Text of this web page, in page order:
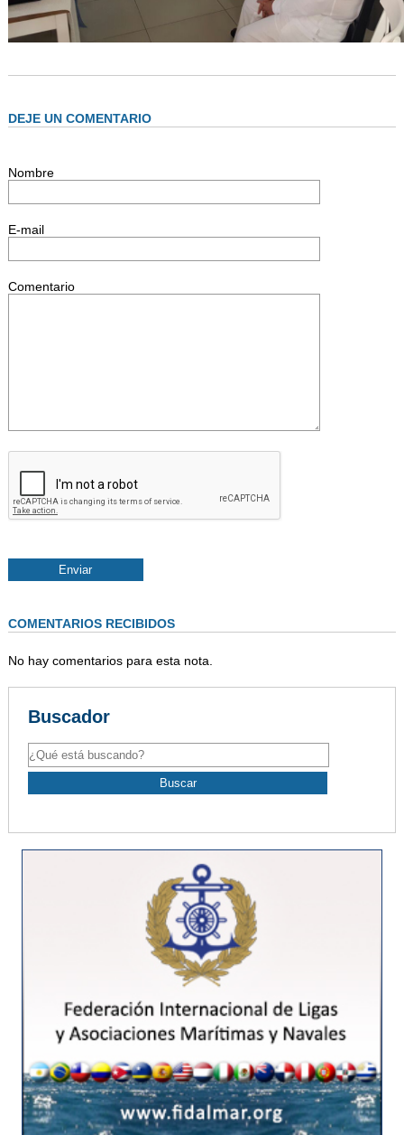
DEJE UN COMENTARIO
Nombre
E-mail
Comentario
COMENTARIOS RECIBIDOS
No hay comentarios para esta nota.
Buscador